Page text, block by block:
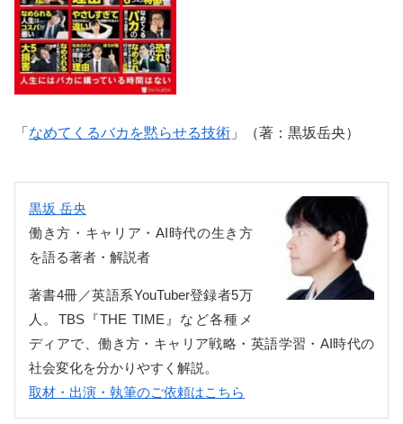
「 なめてくるバカを黙らせる技術 」（著：黒坂岳央）
黒坂 岳央
働き方・キャリア・AI時代の生き方
を語る著者・解説者
著書4冊／英語系YouTuber登録者5万
人。TBS『THE TIME』など各種メ
ディアで、働き方・キャリア戦略・英語学習・AI時代の
社会変化を分かりやすく解説。
取材・出演・執筆のご依頼はこちら